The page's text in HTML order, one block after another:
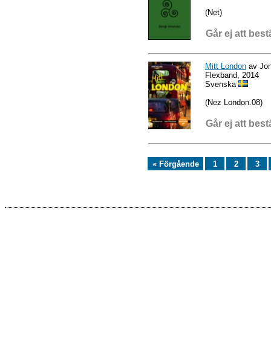
(Net)
Går ej att
Mitt London av
Flexband, 2014
Svenska
(Nez London.08)
Går ej att
« Förgående 1 2 3